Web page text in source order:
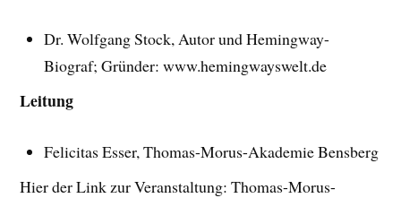
Dr. Wolfgang Stock, Autor und Hemingway-
Biograf; Gründer: www.hemingwayswelt.de
Leitung
Felicitas Esser, Thomas-Morus-Akademie Bensberg
Hier der Link zur Veranstaltung: Thomas-Morus-